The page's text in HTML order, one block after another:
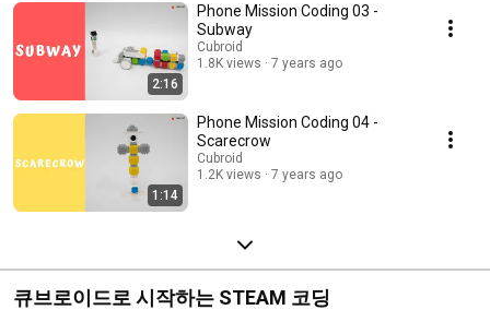
2:16
Phone Mission Coding 03 -
Subway
Cubroid
1.8K views
7 years ago
1:14
Phone Mission Coding 04 -
Scarecrow
Cubroid
1.2K views
7 years ago
큐브로이드로 시작하는 STEAM 코딩